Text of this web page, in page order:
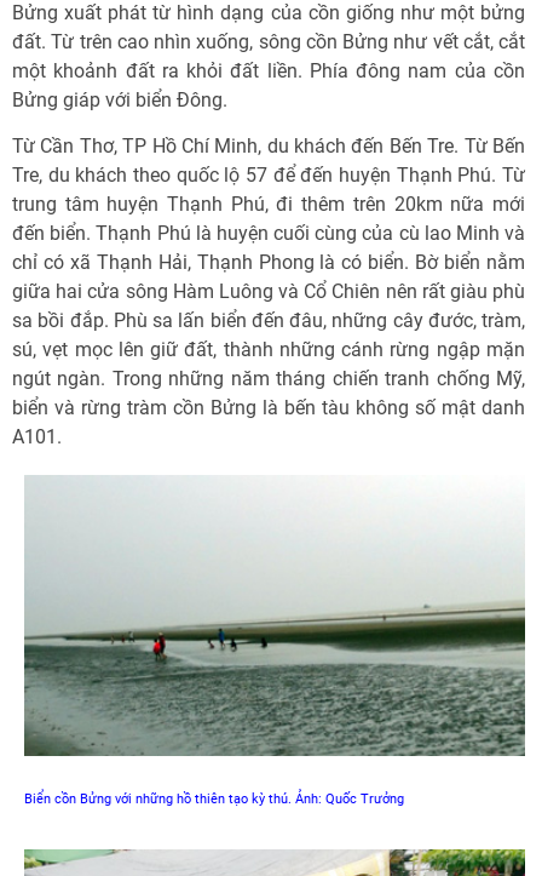
Bửng xuất phát từ hình dạng của cồn giống như một bửng
đất. Từ trên cao nhìn xuống, sông cồn Bửng như vết cắt, cắt
một khoảnh đất ra khỏi đất liền. Phía đông nam của cồn
Bửng giáp với biển Đông.
Từ Cần Thơ, TP Hồ Chí Minh, du khách đến Bến Tre. Từ Bến
Tre, du khách theo quốc lộ 57 để đến huyện Thạnh Phú. Từ
trung tâm huyện Thạnh Phú, đi thêm trên 20km nữa mới
đến biển. Thạnh Phú là huyện cuối cùng của cù lao Minh và
chỉ có xã Thạnh Hải, Thạnh Phong là có biển. Bờ biển nằm
giữa hai cửa sông Hàm Luông và Cổ Chiên nên rất giàu phù
sa bồi đắp. Phù sa lấn biển đến đâu, những cây đước, tràm,
sú, vẹt mọc lên giữ đất, thành những cánh rừng ngập mặn
ngút ngàn. Trong những năm tháng chiến tranh chống Mỹ,
biển và rừng tràm cồn Bửng là bến tàu không số mật danh
A101.
Biển cồn Bửng với những hồ thiên tạo kỳ thú. Ảnh: Quốc Trưởng